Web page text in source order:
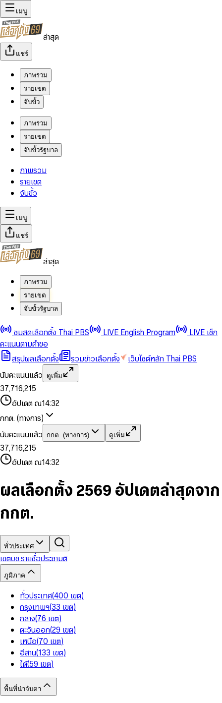
เมนู
ล่าสุด
แชร์
ภาพรวม
รายเขต
จับขั้ว
ภาพรวม
รายเขต
จับขั้วรัฐบาล
ภาพรวม
รายเขต
จับขั้ว
เมนู
แชร์
ล่าสุด
ภาพรวม
รายเขต
จับขั้วรัฐบาล
ชมสดเลือกตั้ง Thai PBS LIVE English Program
LIVE เช็ก
คะแนนตามคำขอ
สรุปผลเลือกตั้ง
รวมข่าวเลือกตั้ง
เว็บไซต์หลัก Thai PBS
นับคะแนนแล้ว
ดูเพิ่ม
0
1
2
3
4
5
6
8
9
0
1
2
3
4
5
6
7
8
9
,
0
1
2
4
6
7
8
9
0
1
2
3
4
5
6
7
8
9
0
1
3
5
6
7
8
9
,
1
2
4
5
7
8
9
0
1
3
4
6
7
8
9
0
2
3
4
5
7
8
อัปเดต ณ14:32
กกต. (ทางการ)
นับคะแนนแล้ว
กกต. (ทางการ) ดูเพิ่ม
0
1
2
3
4
5
7
8
0
1
2
4
5
6
7
8
9
,
0
1
2
4
6
7
8
9
0
1
2
3
5
6
8
9
0
1
3
5
6
7
8
,
1
2
4
6
7
9
0
1
3
5
6
8
9
0
2
3
4
5
7
9
อัปเดต ณ14:32
ผลเลือกตั้ง 2569 อัปเดตล่าสุดจาก
กกต.
ทั่วประเทศ
เขตบช.รายชื่อประชามติ
ภูมิภาค
ทั่วประเทศ(400 เขต)
กรุงเทพฯ(33 เขต)
กลาง(76 เขต)
ตะวันออก(29 เขต)
เหนือ(70 เขต)
อีสาน(133 เขต)
ใต้(59 เขต)
พื้นที่น่าจับตา